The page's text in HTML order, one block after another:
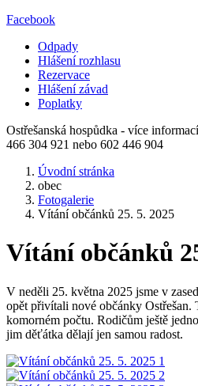
Facebook
Odpady
Hlášení rozhlasu
Rezervace
Hlášení závad
Poplatky
Ostřešanská hospůdka - více
466 304 921 nebo 602 446 904
Úvodní stránka
obec
Fotogalerie
Vítání občánků 25. 5. 2025
Vítání občánků
V neděli 25. května 2025 jsme v
opět přivítali nové občánky
komorném počtu. Rodičům ještě
jim děťátka dělají jen samou radost.